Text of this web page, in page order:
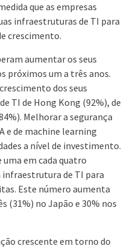
que as empresas
infraestruturas de TI para
crescimento.
aumentar os seus
próximos um a três anos.
dos seus
TI de Hong Kong (92%), de
Melhorar a segurança
e de machine learning
a nível de investimento.
em cada quatro
infraestrutura de TI para
Este número aumenta
(31%) no Japão e 30% nos
crescente em torno do